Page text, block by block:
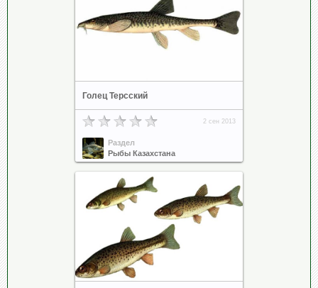
Голец Терсский
2 сен 2013
Раздел
Рыбы Казахстана